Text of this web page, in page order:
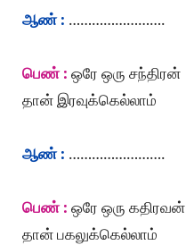
ஆண் : …………………….
பெண் : ஒரே ஒரு சந்திரன்
தான் இரவுக்கெல்லாம்
ஆண் : …………………….
பெண் : ஒரே ஒரு கதிரவன்
தான் பகலுக்கெல்லாம்